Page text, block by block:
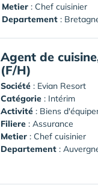
Metier : Chef cuisinier
Departement :
Agent de
(F/H)
Société : Evian Resort
Catégorie : Intérim
Activité : Biens
Filiere : Assurance
Metier : Chef cuisinier
Departement :